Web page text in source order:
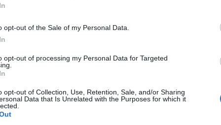
opt-out of the Sale of my Personal Data.
opt-out of processing my Personal Data for Targeted
opt-out of Collection, Use, Retention, Sale, and/or Sharing
Data that Is Unrelated with the Purposes for which it
specializzato nella prevenzione, valutazione
alla comunicazione, alla voce e alla
pazienti di tutte le età, dai più piccoli agli